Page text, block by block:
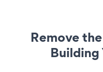
Remove
Building